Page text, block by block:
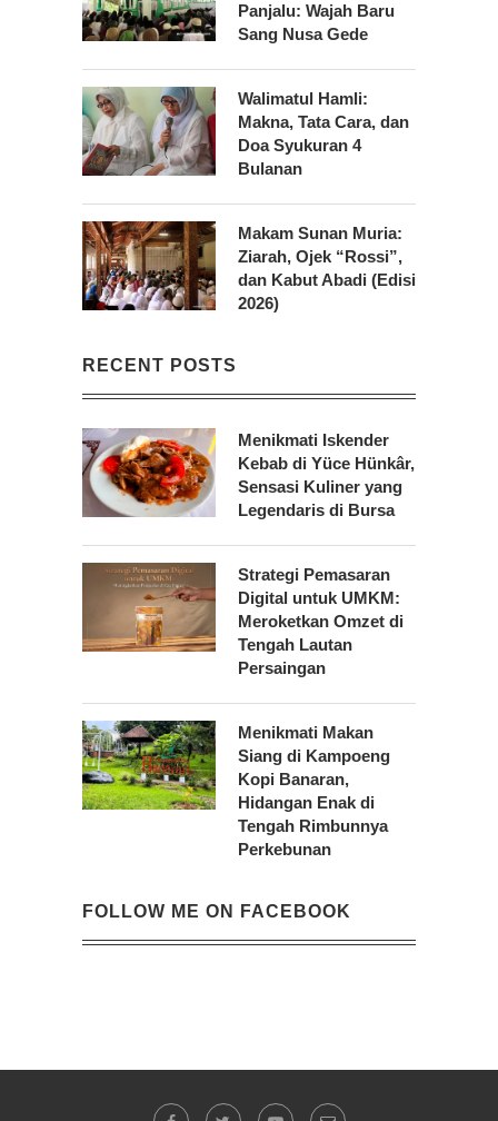
Panjalu: Wajah Baru
Sang Nusa Gede
Walimatul Hamli:
Makna, Tata Cara, dan
Doa Syukuran 4
Bulanan
Makam Sunan Muria:
Ziarah, Ojek “Rossi”,
dan Kabut Abadi (Edisi
2026)
RECENT POSTS
Menikmati Iskender
Kebab di Yüce Hünkâr,
Sensasi Kuliner yang
Legendaris di Bursa
Strategi Pemasaran
Digital untuk UMKM:
Meroketkan Omzet di
Tengah Lautan
Persaingan
Menikmati Makan
Siang di Kampoeng
Kopi Banaran,
Hidangan Enak di
Tengah Rimbunnya
Perkebunan
FOLLOW ME ON FACEBOOK